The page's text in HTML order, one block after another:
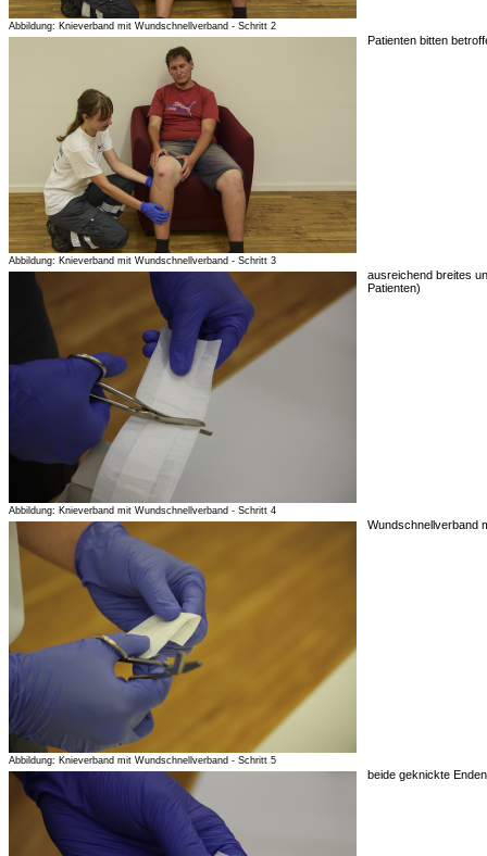
Abbildung: Knieverband mit Wundschnellverband - Schritt 2
Abbildung: Knieverband mit Wundschnellverband - Schritt 3
Patienten bitten
Abbildung: Knieverband mit Wundschnellverband - Schritt 4
ausreichend breites
Patienten)
Abbildung: Knieverband mit Wundschnellverband - Schritt 5
Wundschnellverband
beide geknickte